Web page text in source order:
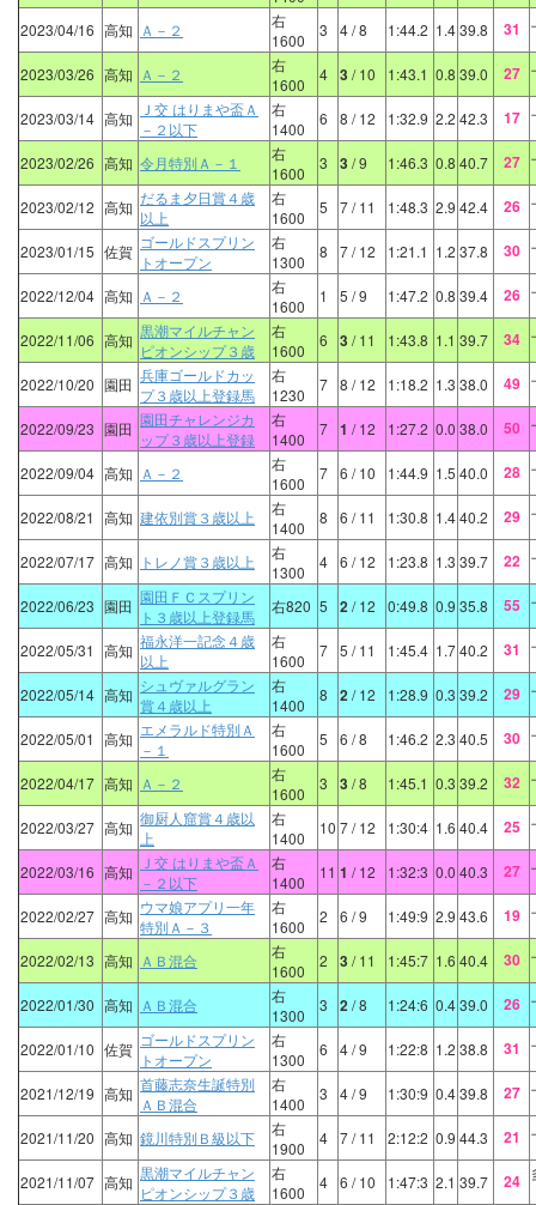
2023/04/16 高知 Ａ－２
右
1600
3 4/ 8 1:44.2 1.439.8 31
2023/03/26 高知 Ａ－２
右
1600
4 3/ 10 1:43.1 0.8 39.0 27
2023/03/14 高知
Ｊ交 はりまや盃Ａ
－２以下
右
1400
6 8 / 12 1:32.9 2.2 42.3 17
2023/02/26 高知 令月特別Ａ－１
右
1600
3 3/ 9 1:46.3 0.8 40.7 27
2023/02/12 高知 だるま夕日賞４歳
以上
右
1600
5 7/ 11 1:48.3 2.9 42.4 26
2023/01/15 佐賀 ゴールドスプリン
トオープン
右
1300
8 7/ 12 1:21.1 1.2 37.8 30
2022/12/04 高知 Ａ－２
右
1600
1 5 / 9 1:47.2 0.8 39.4 26
2022/11/06 高知 黒潮マイルチャン
ピオンシップ３歳
右
1600
6 3/ 11 1:43.8 1.1 39.7 34
2022/10/20 園田 兵庫ゴールドカッ
プ３歳以上登録馬
右
1230
7 8 / 12 1:18.2 1.3 38.0 49
2022/09/23 園田 園田チャレンジカ
ップ３歳以上登録
右
1400
7 1 / 12 1:27.2 0.0 38.0 50
2022/09/04 高知 Ａ－２
右
1600
7 6 / 10 1:44.9 1.5 40.0 28
2022/08/21 高知 建依別賞３歳以上
右
1400
8 6 / 11 1:30.8 1.440.2 29
2022/07/17 高知 トレノ賞３歳以上
右
1300
4 6 / 12 1:23.8 1.3 39.7 22
2022/06/23 園田 園田ＦＣスプリン
ト３歳以上登録馬
右820 5 2/ 12 0:49.8 0.9 35.8 55
2022/05/31 高知 福永洋一記念４歳
以上
右
1600
7 5 / 11 1:45.4 1.740.2 31
2022/05/14 高知 シュヴァルグラン
賞４歳以上
右
1400
8 2/ 12 1:28.9 0.3 39.2 29
2022/05/01 高知 エメラルド特別Ａ
－１
右
1600
5 6 / 8 1:46.2 2.3 40.5 30
2022/04/17 高知 Ａ－２
右
1600
3 3/ 8 1:45.1 0.3 39.2 32
2022/03/27 高知 御厨人窟賞４歳以
上
右
1400
10 7/ 12 1:30:4 1.6 40.4 25
2022/03/16 高知
Ｊ交 はりまや盃Ａ
－２以下
右
1400
11 1 / 12 1:32:3 0.0 40.3 27
2022/02/27 高知 ウマ娘アプリ一年
特別Ａ－３
右
1600
2 6 / 9 1:49:9 2.9 43.6 19
2022/02/13 高知 ＡＢ混合
右
1600
2 3/ 11 1:45:7 1.6 40.4 30
2022/01/30 高知 ＡＢ混合
右
1300
3 2/ 8 1:24:6 0.439.0 26
2022/01/10 佐賀 ゴールドスプリン
トオープン
右
1300
6 4/ 9 1:22:8 1.2 38.8 31
2021/12/19 高知 首藤志奈生誕特別
ＡＢ混合
右
1400
3 4/ 9 1:30:9 0.439.8 27
2021/11/20 高知 鏡川特別Ｂ級以下
右
1900
4 7/ 11 2:12:2 0.9 44.3 21
2021/11/07 高知 黒潮マイルチャン
ピオンシップ３歳
右
1600
4 6 / 10 1:47:3 2.1 39.7 24